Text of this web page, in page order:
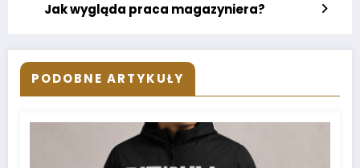
Jak wygląda praca magazyniera?
PODOBNE ARTYKUŁY